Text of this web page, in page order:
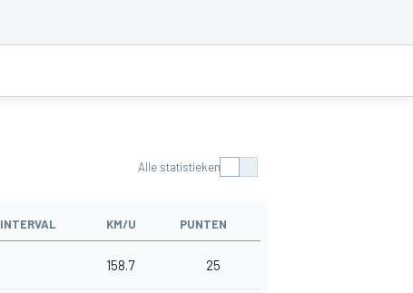
Alle statistieken
INTERVAL KM/U PUNTEN
158.7 25